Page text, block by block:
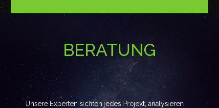
BERATUNG
Unsere Experten sichten jedes Projekt, analysieren